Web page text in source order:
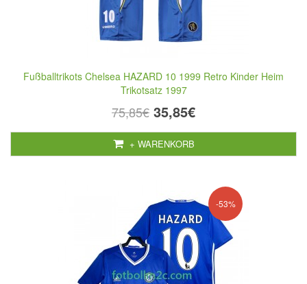
Fußballtrikots Chelsea HAZARD 10 1999 Retro Kinder Heim
Trikotsatz 1997
75,85€ 35,85€
+ WARENKORB
-53%